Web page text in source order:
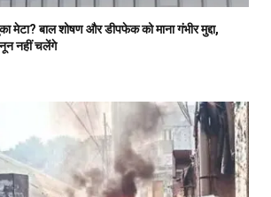
मेटा? बाल शोषण और डीपफेक को माना गंभीर मुद्दा,
नहीं चलेंगे